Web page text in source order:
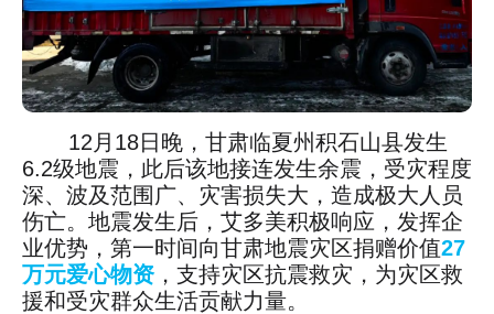
12月18日晚，甘肃临夏州积石山县发生
6.2级地震，此后该地接连发生余震，受灾程度
深、波及范围广、灾害损失大，造成极大人员
伤亡。地震发生后，艾多美积极响应，发挥企
业优势，第一时间向甘肃地震灾区捐赠价值27
万元爱心物资 ，支持灾区抗震救灾，为灾区救
援和受灾群众生活贡献力量。